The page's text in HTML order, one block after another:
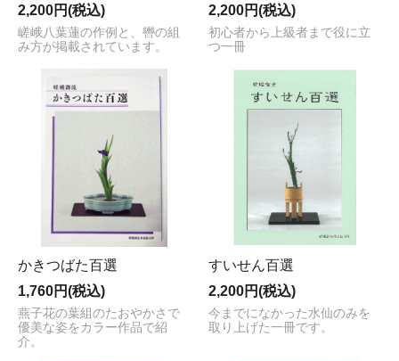
2,200円(税込)
嵯峨八葉蓮の作例と、轡の組
み方が掲載されています。
2,200円(税込)
初心者から上級者まで役に立
つ一冊
かきつばた百選
1,760円(税込)
燕子花の葉組のたおやかさで
優美な姿をカラー作品で紹
介。
すいせん百選
2,200円(税込)
今までになかった水仙のみを
取り上げた一冊です。